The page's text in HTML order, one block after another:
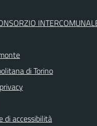
di Torino
di accessibilità